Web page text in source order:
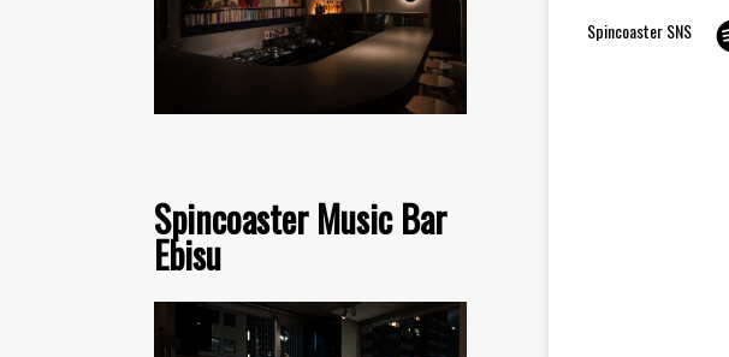
Spincoaster Music Bar
Ebisu
Spincoaster SNS